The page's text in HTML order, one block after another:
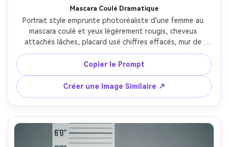
Mascara Coulé Dramatique
Portrait style emprunte photoréaliste d'une femme au
mascara coulé et yeux légèrement rougis, cheveux
attachés lâches, placard usé chiffres effacés, mur de
tableau écaillé, flash direct et lumière ambiante sombre,
contraste cinématographique, prise au 85mm, cadrage
poitrine, texture peau détaillée et grain fin --ar 4:5
Copier le Prompt
Créer une Image Similaire ↗